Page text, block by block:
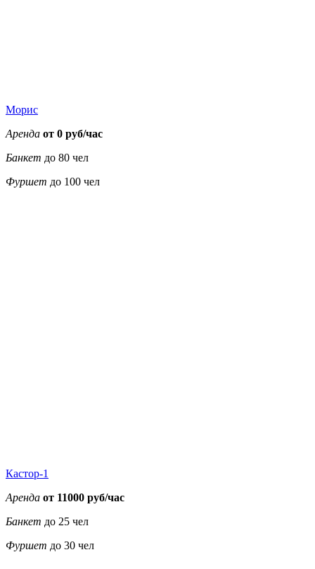
Морис
Аренда от 0 руб/час
Банкет до 80 чел
Фуршет до 100 чел
Кастор-1
Аренда от 11000 руб/час
Банкет до 25 чел
Фуршет до 30 чел